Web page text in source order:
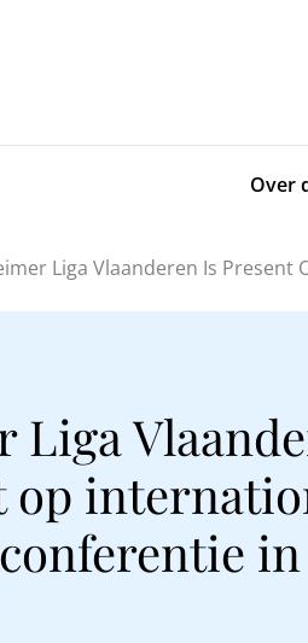
Over
Liga Vlaanderen Is
Liga
op
in